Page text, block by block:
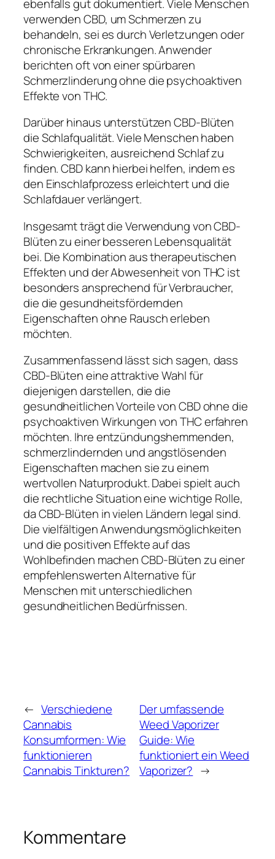
ebenfalls gut dokumentiert. Viele Menschen
verwenden CBD, um Schmerzen zu
behandeln, sei es durch Verletzungen oder
chronische Erkrankungen. Anwender
berichten oft von einer spürbaren
Schmerzlinderung ohne die psychoaktiven
Effekte von THC.
Darüber hinaus unterstützen CBD-Blüten
die Schlafqualität. Viele Menschen haben
Schwierigkeiten, ausreichend Schlaf zu
finden. CBD kann hierbei helfen, indem es
den Einschlafprozess erleichtert und die
Schlafdauer verlängert.
Insgesamt trägt die Verwendung von CBD-
Blüten zu einer besseren Lebensqualität
bei. Die Kombination aus therapeutischen
Effekten und der Abwesenheit von THC ist
besonders ansprechend für Verbraucher,
die die gesundheitsfördernden
Eigenschaften ohne Rausch erleben
möchten.
Zusammenfassend lässt sich sagen, dass
CBD-Blüten eine attraktive Wahl für
diejenigen darstellen, die die
gesundheitlichen Vorteile von CBD ohne die
psychoaktiven Wirkungen von THC erfahren
möchten. Ihre entzündungshemmenden,
schmerzlindernden und angstlösenden
Eigenschaften machen sie zu einem
wertvollen Naturprodukt. Dabei spielt auch
die rechtliche Situation eine wichtige Rolle,
da CBD-Blüten in vielen Ländern legal sind.
Die vielfältigen Anwendungsmöglichkeiten
und die positiven Effekte auf das
Wohlbefinden machen CBD-Blüten zu einer
empfehlenswerten Alternative für
Menschen mit unterschiedlichen
gesundheitlichen Bedürfnissen.
← Verschiedene
Cannabis
Konsumformen: Wie
funktionieren
Cannabis Tinkturen?
Der umfassende
Weed Vaporizer
Guide: Wie
funktioniert ein Weed
Vaporizer? →
Kommentare